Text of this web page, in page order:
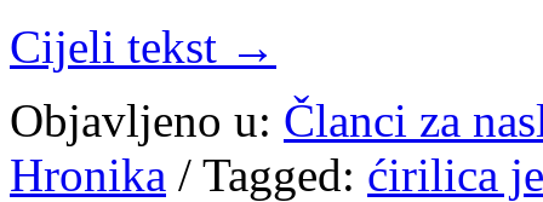
Cijeli tekst →
Objavljeno u: Članci za
Hronika / Tagged: ćirilica